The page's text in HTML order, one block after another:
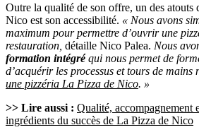
Outre la qualité de son offre, un des atouts
Nico est son accessibilité. « Nous avons
maximum pour permettre d’ouvrir une
restauration, détaille Nico Palea. Nous
formation intégréqui nous permet de
d’acquérir les processus et tours de mains
une pizzéria La Pizza de Nico. »
>> Lire aussi : Qualité, accompagnement
ingrédients du succès de La Pizza de Nico